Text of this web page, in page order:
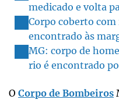
medicado e volta
Corpo coberto com
encontrado às
MG: corpo de
rio é encontrado
O Corpo de Bombeiros